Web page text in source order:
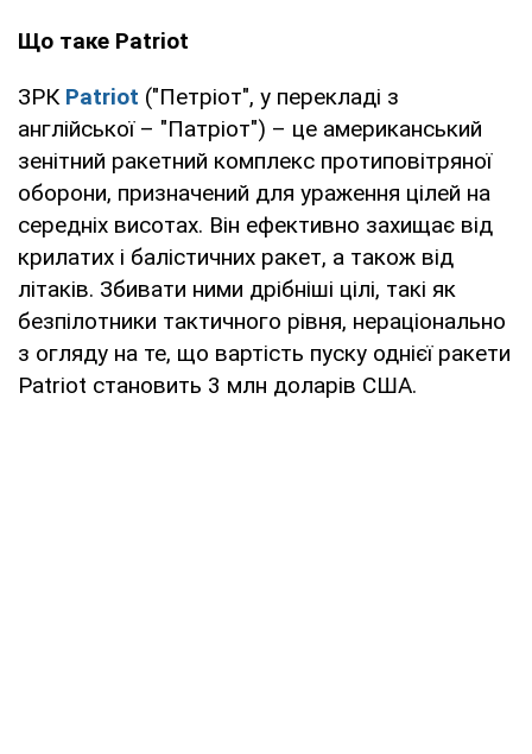
Що таке Patriot
ЗРК Patriot ("Петріот", у перекладі з
англійської – "Патріот") – це американський
зенітний ракетний комплекс протиповітряної
оборони, призначений для ураження цілей на
середніх висотах. Він ефективно захищає від
крилатих і балістичних ракет, а також від
літаків. Збивати ними дрібніші цілі, такі як
безпілотники тактичного рівня, нераціонально
з огляду на те, що вартість пуску однієї ракети
Patriot становить 3 млн доларів США.